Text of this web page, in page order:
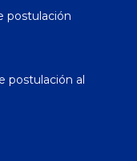
postulación
postulación al